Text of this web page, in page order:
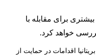
بیشتری برای مقابله با
خواهد کرد.
اقدامات در حمایت از